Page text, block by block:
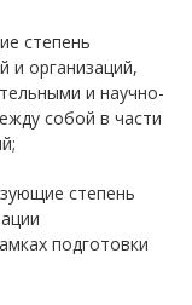
степень
и организаций,
и научно-
собой в части
степень
подготовки